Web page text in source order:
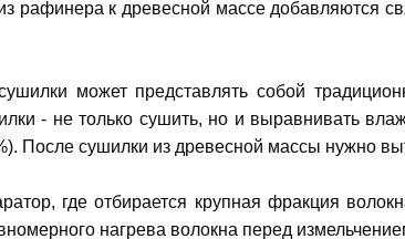
рафинера к древесной массе
может представлять собой
- не только сушить, но и выравнивать
сушилки из древесной массы нужно
где отбирается крупная фракция
нагрева волокна перед